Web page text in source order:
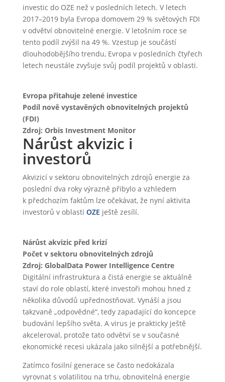
investic do OZE než v posledních letech. V letech
2017–2019 byla Evropa domovem 29 % světových FDI
v odvětví obnovitelné energie. V letošním roce se
tento podíl zvýšil na 49 %. Vzestup je součástí
dlouhodobějšího trendu, Evropa v posledních čtyřech
letech neustále zvyšuje svůj podíl projektů v oblasti.
Evropa přitahuje zelené investice
Podíl nově vystavěných obnovitelných projektů
(FDI)
Zdroj: Orbis Investment Monitor
Nárůst akvizic i
investorů
Akvizicí v sektoru obnovitelných zdrojů energie za
poslední dva roky výrazně přibylo a vzhledem
k předchozím faktům lze očekávat, že nyní aktivita
investorů v oblasti OZE ještě zesílí.
Nárůst akvizic před krizí
Počet v sektoru obnovitelných zdrojů
Zdroj: GlobalData Power Intelligence Centre
Digitální infrastruktura a čistá energie se aktuálně
staví do role oblastí, které investoři mohou hned z
několika důvodů upřednostňovat. Vynáší a jsou
takzvaně „odpovědné“, tedy zapadající do koncepce
budování lepšího světa. A virus je prakticky ještě
akceleroval, protože tato odvětví se v současné
ekonomické recesi ukázala jako silnější a potřebnější.
Zatímco fosilní generace se často nedokázala
vyrovnat s volatilitou na trhu, obnovitelná energie